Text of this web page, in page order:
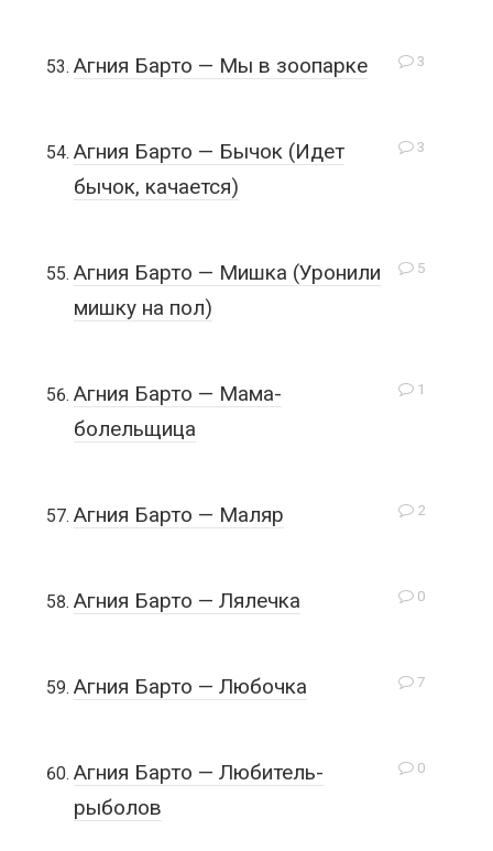
3
Агния Барто — Мы в зоопарке
3
Агния Барто — Бычок (Идет
бычок, качается)
5
Агния Барто — Мишка (Уронили
мишку на пол)
1
Агния Барто — Мама-
болельщица
2
Агния Барто — Маляр
0
Агния Барто — Лялечка
7
Агния Барто — Любочка
0
Агния Барто — Любитель-
рыболов